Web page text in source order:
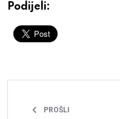
Podijeli:
PROŠLI